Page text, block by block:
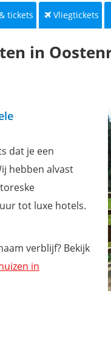
tickets Vliegtickets
in
dat je een
hebben alvast
tot luxe hotels.
verblijf? Bekijk
in